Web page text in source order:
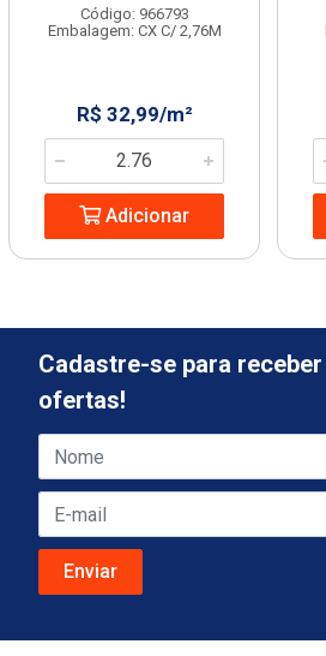
Código: 966793
Embalagem: CX C/ 2,76M
R$ 32,99/m²
Adicionar
Cadastre-se para
ofertas!